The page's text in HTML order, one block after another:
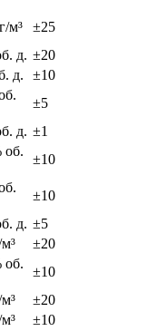
м³
±25
д. ±20
д.
±10
±5
д. ±1
об.
±10
±10
д. ±5
±20
об.
±10
±20
±10